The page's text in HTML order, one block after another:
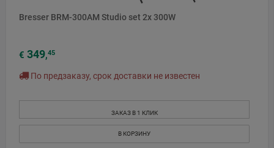
Bresser BRM-300AM Studio set 2x 300W
€ 349,45
По предзаказу, срок доставки не известен
ЗАКАЗ В 1 КЛИК
В КОРЗИНУ